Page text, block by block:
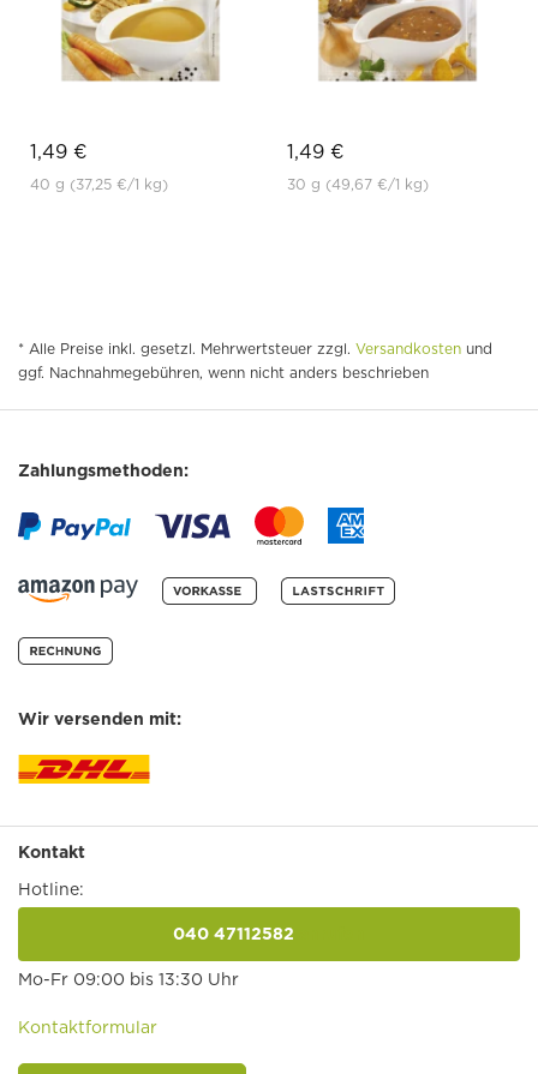
1,49 €
40 g (37,25 €/1 kg)
1,49 €
30 g (49,67 €/1 kg)
* Alle Preise inkl. gesetzl. Mehrwertsteuer zzgl. Versandkosten und
ggf. Nachnahmegebühren, wenn nicht anders beschrieben
Zahlungsmethoden:
Wir versenden mit:
Kontakt
Hotline:
040 47112582
Mo-Fr 09:00 bis 13:30 Uhr
Kontaktformular